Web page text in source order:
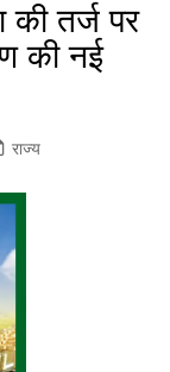
की तर्ज पर
की नई
राज्य